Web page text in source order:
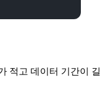
적고 데이터 기간이 길